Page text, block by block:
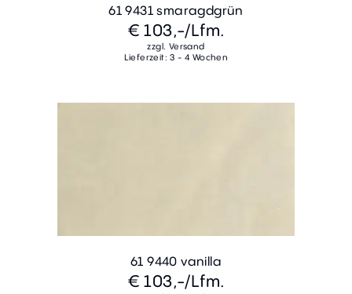
61 9431 smaragdgrün
€ 103,-/Lfm.
zzgl. Versand
Lieferzeit: 3 - 4 Wochen
61 9440 vanilla
€ 103,-/Lfm.